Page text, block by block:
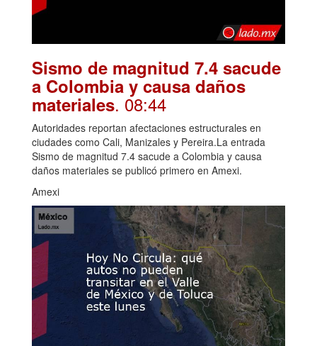
Sismo de magnitud 7.4 sacude
a Colombia y causa daños
materiales. 08:44
Autoridades reportan afectaciones estructurales en
ciudades como Cali, Manizales y Pereira.La entrada
Sismo de magnitud 7.4 sacude a Colombia y causa
daños materiales se publicó primero en Amexi.
Amexi